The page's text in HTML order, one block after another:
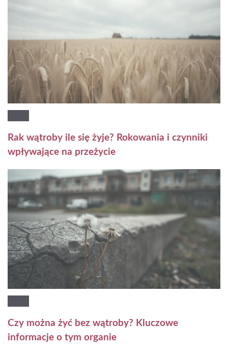
Rak wątroby ile się żyje? Rokowania i czynniki
wpływające na przeżycie
Czy można żyć bez wątroby? Kluczowe
informacje o tym organie